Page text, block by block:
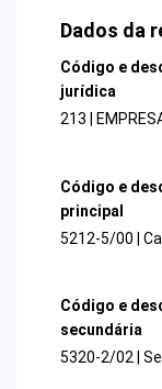
Dados da
Código e
jurídica
213 |
Código e
principal
5212-5/00 |
Código e
secundária
5320-2/02 |